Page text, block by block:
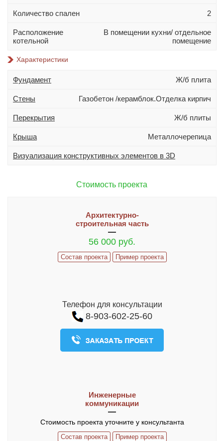
Газобетон
Пеноблок
Кирпич
Подвал
Терраса (веранда)
Эркер
Как заказать проект
Гарантии и сервис
Реализованные проекты
ЧАСТО ЗАДАВАЕМЫЕ ВОПРОСЫ
Количество спален 2
Расположение
котельной
В помещении кухни/ отдельное
помещение
Характеристики
Фундамент Ж/б плита
Стены Газобетон /керамблок.Отделка кирпич
Перекрытия Ж/б плиты
Крыша Металлочерепица
Визуализация конструктивных элементов в 3D
Стоимость проекта
Архитектурно-
строительная часть
56 000 руб.
Состав проекта Пример проекта
Телефон для консультации
8-903-602-25-60
Инженерные
коммуникации
Стоимость проекта уточните у консультанта
Состав проекта Пример проекта